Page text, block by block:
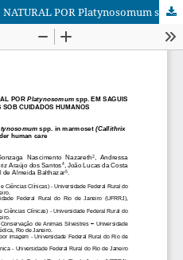
PREVALÊNCIA DE INFECÇÃO NATURAL POR Platynosomum spp. EM SAGUIS (Callithrix Sp.) MANTIDOS SOB CUIDADOS HUMANOS